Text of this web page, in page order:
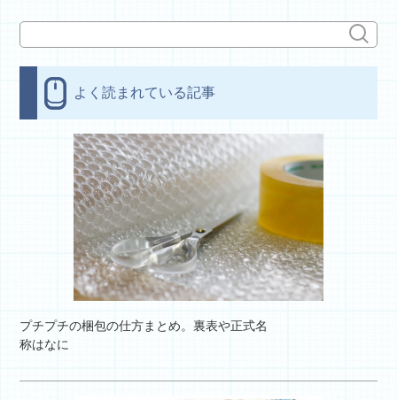
よく読まれている記事
プチプチの梱包の仕方まとめ。裏表や正式名
称はなに